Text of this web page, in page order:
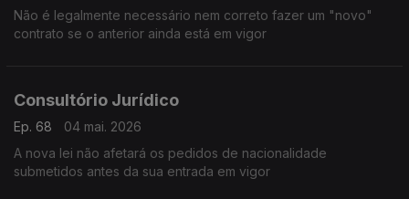
Não é legalmente necessário nem correto fazer um "novo"
contrato se o anterior ainda está em vigor
Consultório Jurídico
Ep. 68
04 mai. 2026
A nova lei não afetará os pedidos de nacionalidade
submetidos antes da sua entrada em vigor